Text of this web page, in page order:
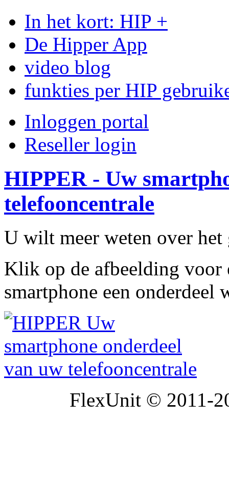
In het kort: HIP +
De Hipper App
video blog
funkties per HIP
Inloggen portal
Reseller login
HIPPER - Uw
telefooncentrale
U wilt meer weten over het
Klik op de afbeelding voor
smartphone een onderdeel
FlexUnit © 2011-